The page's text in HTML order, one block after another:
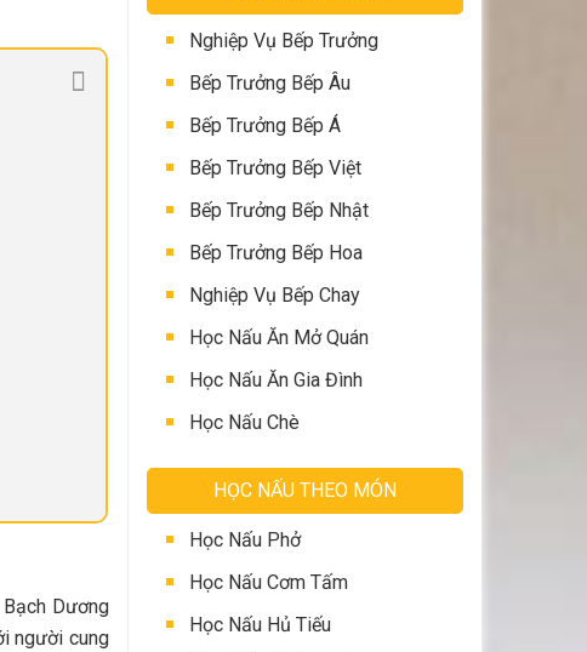
Dương
người cung
Nghiệp Vụ Bếp Trưởng
Bếp Trưởng Bếp Âu
Bếp Trưởng Bếp Á
Bếp Trưởng Bếp Việt
Bếp Trưởng Bếp Nhật
Bếp Trưởng Bếp Hoa
Nghiệp Vụ Bếp Chay
Học Nấu Ăn Mở Quán
Học Nấu Ăn Gia Đình
Học Nấu Chè
HỌC NẤU THEO MÓN
Học Nấu Phở
Học Nấu Cơm Tấm
Học Nấu Hủ Tiếu